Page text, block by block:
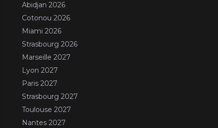
Abidjan 2026
Cotonou 2026
Miami 2026
Strasbourg 2026
Marseille 2027
Lyon 2027
Paris 2027
Strasbourg 2027
Toulouse 2027
Nantes 2027